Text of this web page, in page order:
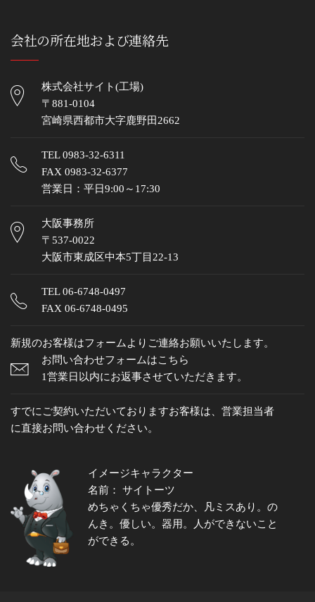
会社の所在地および連絡先
株式会社サイト(工場)
〒881-0104
宮崎県西都市大字鹿野田2662
TEL0983-32-6311
FAX 0983-32-6377
営業日：平日9:00～17:30
大阪事務所
〒537-0022
大阪市東成区中本5丁目22-13
TEL06-6748-0497
FAX 06-6748-0495
新規のお客様はフォームよりご連絡お願いいたします。
お問い合わせフォームはこちら
1営業日以内にお返事させていただきます。
すでにご契約いただいておりますお客様は、営業担当者
に直接お問い合わせください。
イメージキャラクター
名前： サイトーツ
めちゃくちゃ優秀だか、凡ミスあり。の
んき。優しい。器用。人ができないこと
ができる。